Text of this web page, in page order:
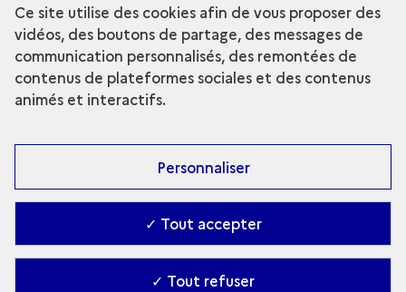
Découvrir la collection
Accessibilité : Partiellement conforme
- Ministère de la Culture
Ce site utilise des cookies afin de vous proposer des
vidéos, des boutons de partage, des messages de
communication personnalisés, des remontées de
contenus de plateformes sociales et des contenus
animés et interactifs.
Personnaliser
✓ Tout accepter
✓ Tout refuser